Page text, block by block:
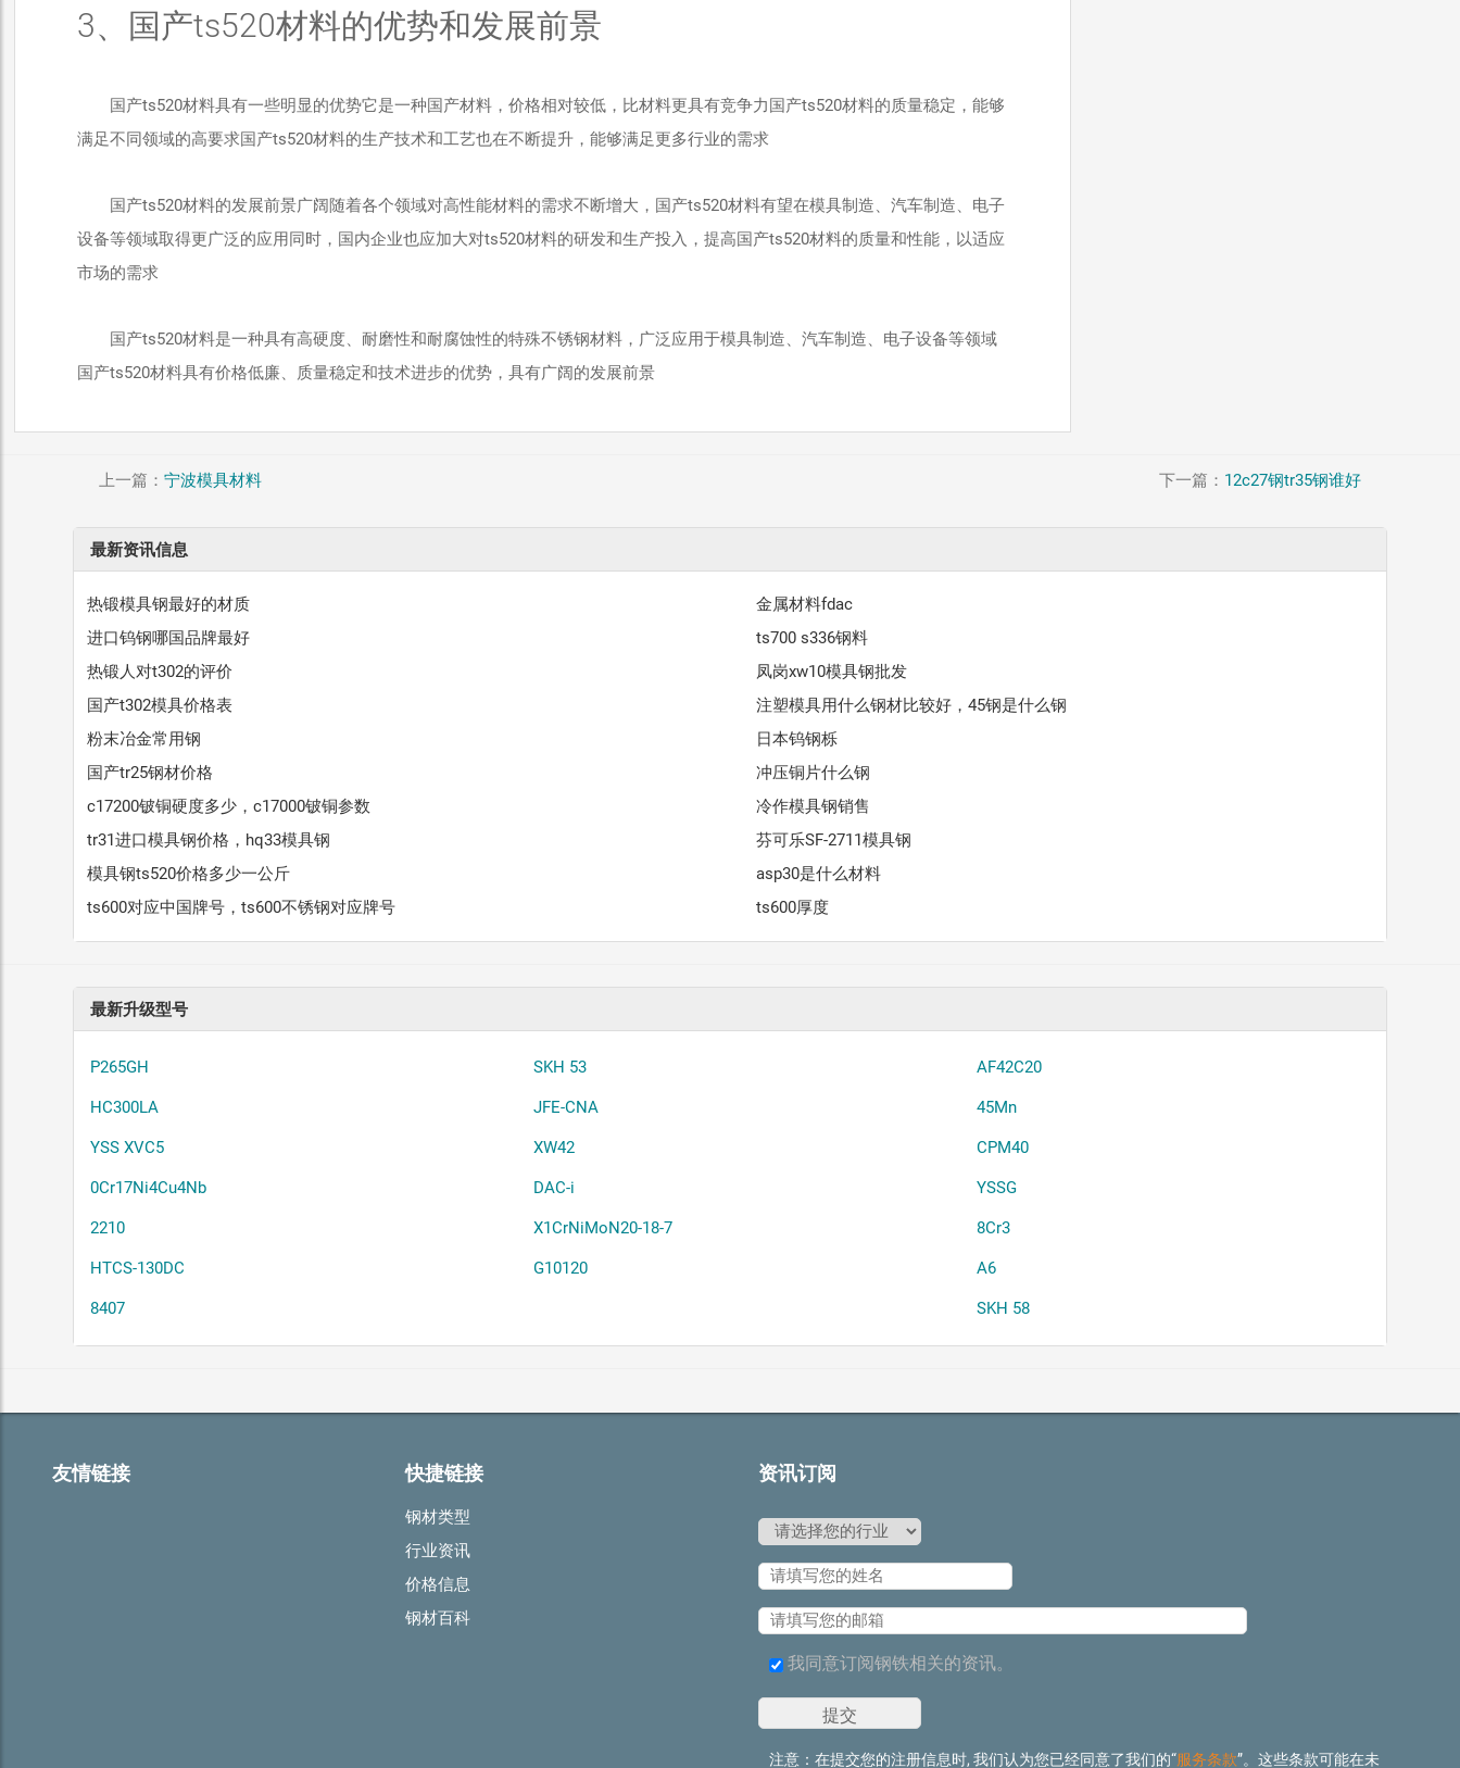
3、国产ts520材料的优势和发展前景
国产ts520材料具有一些明显的优势它是一种国产材料，价格相对较低，比材料更具有竞争力国产ts520材料的质量稳定，能够
满足不同领域的高要求国产ts520材料的生产技术和工艺也在不断提升，能够满足更多行业的需求
国产ts520材料的发展前景广阔随着各个领域对高性能材料的需求不断增大，国产ts520材料有望在模具制造、汽车制造、电子
设备等领域取得更广泛的应用同时，国内企业也应加大对ts520材料的研发和生产投入，提高国产ts520材料的质量和性能，以适应
市场的需求
国产ts520材料是一种具有高硬度、耐磨性和耐腐蚀性的特殊不锈钢材料，广泛应用于模具制造、汽车制造、电子设备等领域
国产ts520材料具有价格低廉、质量稳定和技术进步的优势，具有广阔的发展前景
上一篇： 宁波模具材料 下一篇： 12c27钢tr35钢谁好
最新资讯信息
热锻模具钢最好的材质
金属材料fdac
进口钨钢哪国品牌最好
ts700 s336钢料
热锻人对t302的评价
凤岗xw10模具钢批发
国产t302模具价格表
注塑模具用什么钢材比较好，45钢是什么钢
粉末冶金常用钢
日本钨钢栎
国产tr25钢材价格
冲压铜片什么钢
c17200铍铜硬度多少，c17000铍铜参数
冷作模具钢销售
tr31进口模具钢价格，hq33模具钢
芬可乐SF-2711模具钢
模具钢ts520价格多少一公斤
asp30是什么材料
ts600对应中国牌号，ts600不锈钢对应牌号
ts600厚度
最新升级型号
P265GH SKH 53 AF42C20
HC300LA JFE-CNA 45Mn
YSS XVC5 XW42 CPM40
0Cr17Ni4Cu4Nb DAC-i YSSG
2210 X1CrNiMoN20-18-7 8Cr3
HTCS-130DC G10120 A6
8407 SKH 58
友情链接 快捷链接
钢材类型
行业资讯
价格信息
钢材百科
资讯订阅
我同意订阅钢铁相关的资讯。
注意：在提交您的注册信息时, 我们认为您已经同意了我们的“服务条款”。这些条款可能在未